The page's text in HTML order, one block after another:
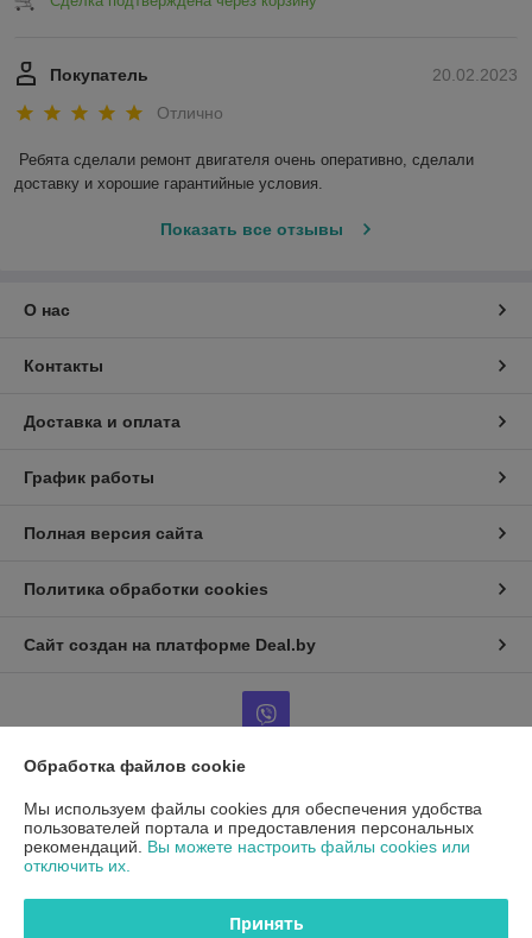
20.02.2023
Покупатель
Отлично
Ребята сделали ремонт двигателя очень оперативно, сделали
доставку и хорошие гарантийные условия.
Показать все отзывы
О нас
Контакты
Доставка и оплата
График работы
Полная версия сайта
Политика обработки cookies
Сайт создан на платформе Deal.by
Информация для покупателя
Юридическое лицо: ООО"ДетальРемСервис"
220141 г. Минск, ул. Франциска Скорины 54А, офис 401
Обработка файлов cookie
Мы используем файлы cookies для обеспечения удобства
пользователей портала и предоставления персональных
рекомендаций. Вы можете настроить файлы cookies или
отключить их.
Принять